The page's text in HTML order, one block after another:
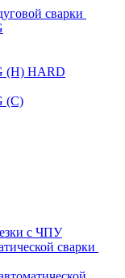
сварки
(H) HARD
(С)
с ЧПУ
сварки